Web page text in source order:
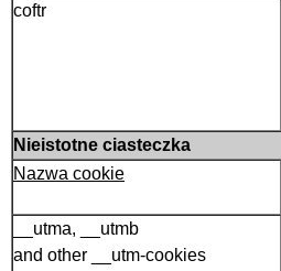
coftr
Nieistotne ciasteczka
Nazwa cookie
__utma, __utmb
and other __utm-cookies